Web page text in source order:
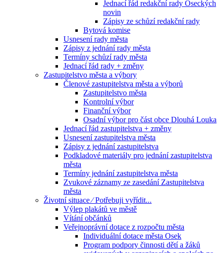
Jednací řád redakční rady Oseckých
novin
Zápisy ze schůzí redakční rady
Bytová komise
Usnesení rady města
Zápisy z jednání rady města
Termíny schůzí rady města
Jednací řád rady + změny
Zastupitelstvo města a výbory
Členové zastupitelstva města a výborů
Zastupitelstvo města
Kontrolní výbor
Finanční výbor
Osadní výbor pro část obce Dlouhá Louka
Jednací řád zastupitelstva + změny
Usnesení zastupitelstva města
Zápisy z jednání zastupitelstva
Podkladové materiály pro jednání zastupitelstva
města
Termíny jednání zastupitelstva města
Zvukové záznamy ze zasedání Zastupitelstva
města
Životní situace ⁄ Potřebuji vyřídit...
Výlep plakátů ve městě
Vítání občánků
Veřejnoprávní dotace z rozpočtu města
Individuální dotace města Osek
Program podpory činnosti dětí a žáků